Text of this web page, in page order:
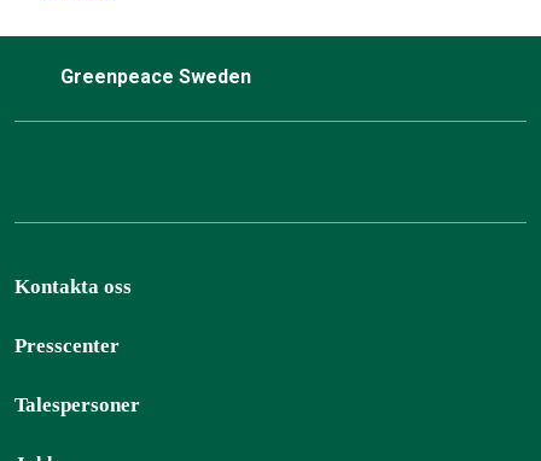
Greenpeace Sweden
Kontakta oss
Presscenter
Talespersoner